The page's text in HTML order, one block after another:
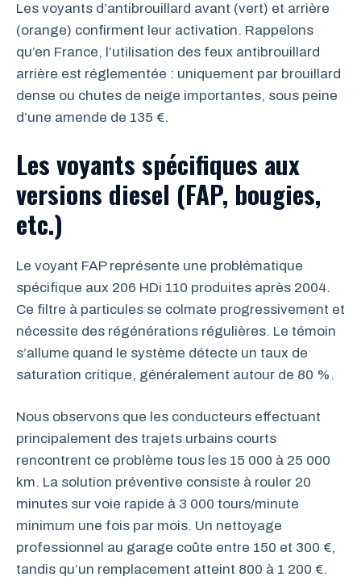
Les voyants d’antibrouillard avant (vert) et arrière
(orange) confirment leur activation. Rappelons
qu’en France, l’utilisation des feux antibrouillard
arrière est réglementée : uniquement par brouillard
dense ou chutes de neige importantes, sous peine
d’une amende de 135 €.
Les voyants spécifiques aux
versions diesel (FAP, bougies,
etc.)
Le voyant FAP représente une problématique
spécifique aux 206 HDi 110 produites après 2004.
Ce filtre à particules se colmate progressivement et
nécessite des régénérations régulières. Le témoin
s’allume quand le système détecte un taux de
saturation critique, généralement autour de 80 %.
Nous observons que les conducteurs effectuant
principalement des trajets urbains courts
rencontrent ce problème tous les 15 000 à 25 000
km. La solution préventive consiste à rouler 20
minutes sur voie rapide à 3 000 tours/minute
minimum une fois par mois. Un nettoyage
professionnel au garage coûte entre 150 et 300 €,
tandis qu’un remplacement atteint 800 à 1 200 €.